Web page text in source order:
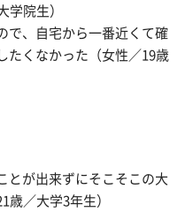
学院生）
で、自宅から一番近くて確
たくなかった（女性／19歳
とが出来ずにそこそこの大
歳／大学3年生）